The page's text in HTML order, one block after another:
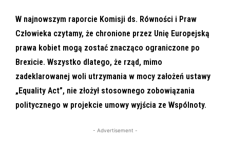
W najnowszym raporcie Komisji ds. Równości i Praw
Człowieka czytamy, że chronione przez Unię Europejską
prawa kobiet mogą zostać znacząco ograniczone po
Brexicie. Wszystko dlatego, że rząd, mimo
zadeklarowanej woli utrzymania w mocy założeń ustawy
„Equality Act”, nie złożył stosownego zobowiązania
politycznego w projekcie umowy wyjścia ze Wspólnoty.
- Advertisement -